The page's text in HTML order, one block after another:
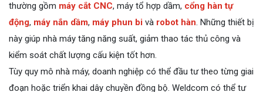
thường gồm máy cắt CNC, máy tổ hợp dầm, cổng hàn tự
động, máy nắn dầm, máy phun bi và robot hàn. Những thiết bị
này giúp nhà máy tăng năng suất, giảm thao tác thủ công và
kiểm soát chất lượng cấu kiện tốt hơn.
Tùy quy mô nhà máy, doanh nghiệp có thể đầu tư theo từng giai
đoạn hoặc triển khai dây chuyền đồng bộ. Weldcom có thể tư